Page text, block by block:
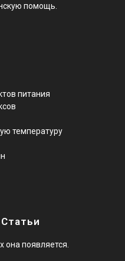
помощь.
питания
температуру
она появляется.